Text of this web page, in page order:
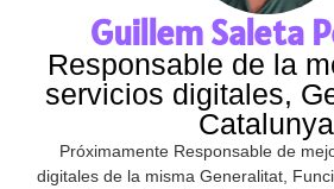
Guillem Saleta
Responsable de la
servicios digitales,
Catalunya
Próximamente Responsable de
digitales de la misma Generalitat,